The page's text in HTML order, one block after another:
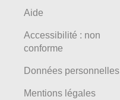
Aide
Accessibilité : non
conforme
Données personnelles
Mentions légales